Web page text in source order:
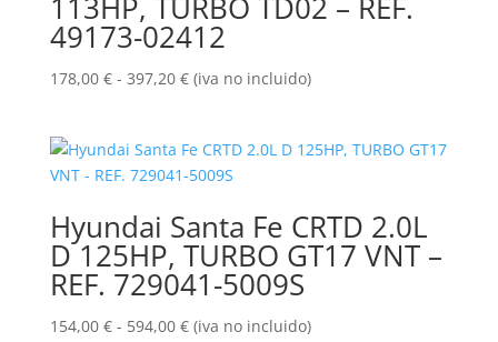
49173-02412
178,00 € - 397,20 €Rango
desde
178,00 €
397,20 €
(iva no incluido)
Hyundai Santa Fe CRTD 2.0L
D 125HP, TURBO GT17 VNT –
REF. 729041-5009S
154,00 € - 594,00 €Rango
(iva no incluido)